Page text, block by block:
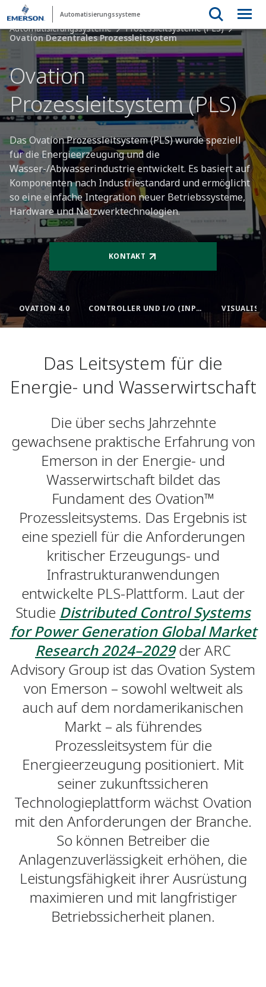
Automatisierungssysteme
Automatisierungssysteme
Prozessleitsysteme (PLS)
Ovation Dezentrales Prozessleitsystem
Ovation
Prozessleitsystem (PLS)
Das Ovation Prozessleitsystem (PLS) wurde speziell
für die Energieerzeugung und die
Wasser-/Abwasserindustrie entwickelt. Es basiert auf
Komponenten nach Industriestandard und ermöglicht
so eine einfache Integration neuer Betriebssysteme,
Hardware und Netzwerktechnologien.
KONTAKT
OVATION 4.0​ CONTROLLER UND I/O (INPUT/OUTPUT)​
Das Leitsystem für die
Energie- und Wasserwirtschaft
Die über sechs Jahrzehnte
gewachsene praktische Erfahrung von
Emerson in der Energie- und
Wasserwirtschaft bildet das
Fundament des Ovation™
Prozessleitsystems. Das Ergebnis ist
eine speziell für die Anforderungen
kritischer Erzeugungs- und
Infrastrukturanwendungen
entwickelte PLS-Plattform. Laut der
Studie Distributed Control Systems
for Power Generation Global Market
Research 2024–2029der ARC
Advisory Group ist das Ovation System
von Emerson – sowohl weltweit als
auch auf dem nordamerikanischen
Markt – als führendes
Prozessleitsystem für die
Energieerzeugung positioniert. Mit
seiner zukunftssicheren
Technologieplattform wächst Ovation
mit den Anforderungen der Branche.
So können Betreiber die
Anlagenzuverlässigkeit erhöhen, die
Leistungsfähigkeit ihrer Ausrüstung
maximieren und mit langfristiger
Betriebssicherheit planen.